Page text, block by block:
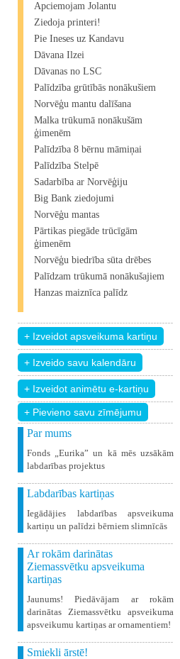
Apciemojam Jolantu
Ziedoja printeri!
Pie Ineses uz Kandavu
Dāvana Ilzei
Dāvanas no LSC
Palīdzība grūtībās nonākušiem
Norvēģu mantu dalīšana
Malka trūkumā nonākušām
ģimenēm
Palīdzība 8 bērnu māmiņai
Palīdzība Stelpē
Sadarbība ar Norvēģiju
Big Bank ziedojumi
Norvēģu mantas
Pārtikas piegāde trūcīgām
ģimenēm
Norvēģu biedrība sūta drēbes
Palīdzam trūkumā nonākušajiem
Hanzas maiznīca palīdz
+ Pievieno savu zīmējumu
Par mums
Fonds „Eurika” un kā mēs uzsākām
labdarības projektus
Labdarības kartiņas
Iegādājies labdarības apsveikuma
kartiņu un palīdzi bērniem slimnīcās
Ar rokām darinātas
Ziemassvētku apsveikuma
kartiņas
Jaunums! Piedāvājam ar rokām
darinātas Ziemassvētku apsveikuma
apsveikumu kartiņas ar ornamentiem!
Smiekli ārstē!